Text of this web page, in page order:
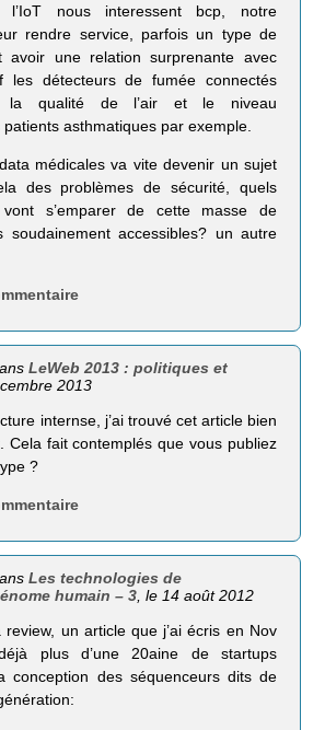
nous interessent bcp, notre
rendre service, parfois un type de
avoir une relation surprenante avec
les détecteurs de fumée connectés
la qualité de l’air et le niveau
patients asthmatiques par exemple.
médicales va vite devenir un sujet
des problèmes de sécurité, quels
vont s’emparer de cette masse de
soudainement accessibles? un autre
LeWeb 2013 : politiques et
2013
internse, j’ai trouvé cet article bien
Cela fait contemplés que vous publiez
?
Les technologies de
humain – 3, le 14 août 2012
un article que j’ai écris en Nov
plus d’une 20aine de startups
conception des séquenceurs dits de